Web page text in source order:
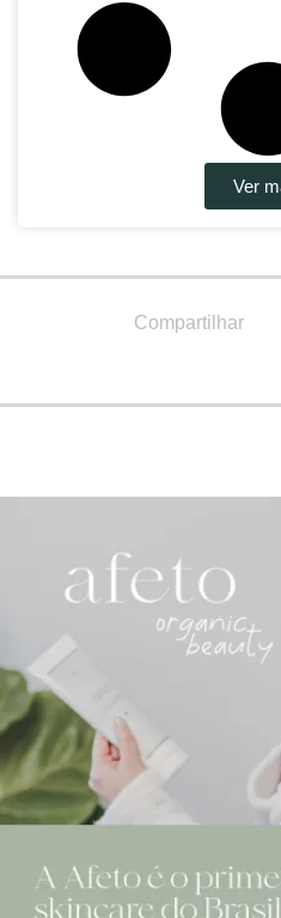
Ver
Compartilhar